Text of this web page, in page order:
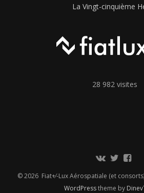
La Vingt-cinquième
28 982 visites
TwitterPage
© 2026 Fiat+⁄-Lux Aérospatiale (et
WordPresstheme by